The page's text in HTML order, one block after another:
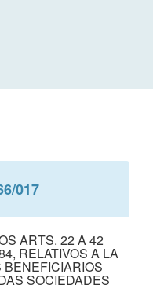
017
ARTS. 22 A 42
RELATIVOS A LA
BENEFICIARIOS
SOCIEDADES